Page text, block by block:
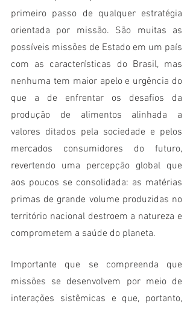
primeiro passo de qualquer estratégia
orientada por missão. São muitas as
possíveis missões de Estado em um país
com as características do Brasil, mas
nenhuma tem maior apelo e urgência do
que a de enfrentar os desafios da
produção de alimentos alinhada a
valores ditados pela sociedade e pelos
mercados consumidores do futuro,
revertendo uma percepção global que
aos poucos se consolidada: as matérias
primas de grande volume produzidas no
território nacional destroem a natureza e
comprometem a saúde do planeta.
Importante que se compreenda que
missões se desenvolvem por meio de
interações sistêmicas e que, portanto,